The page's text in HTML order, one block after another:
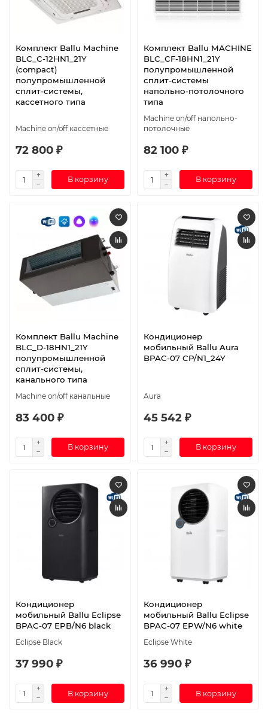
Комплект Ballu Machine
BLC_C-12HN1_21Y
(compact)
полупромышленной
сплит-системы,
кассетного типа
Machine on/off кассетные
72 800 ₽
В корзину
Комплект Ballu MACHINE
BLC_CF-18HN1_21Y
полупромышленной
сплит-системы
напольно-потолочного
типа
Machine on/off напольно-
потолочные
82 100 ₽
В корзину
Комплект Ballu Machine
BLC_D-18HN1_21Y
полупромышленной
сплит-системы,
канального типа
Machine on/off канальные
83 400 ₽
В корзину
Кондиционер
мобильный Ballu Aura
BPAC-07 CP/N1_24Y
Aura
45 542 ₽
В корзину
Кондиционер
мобильный Ballu Eclipse
BPAC-07 EPB/N6 black
Eclipse Black
37 990 ₽
В корзину
Кондиционер
мобильный Ballu Eclipse
BPAC-07 EPW/N6 white
Eclipse White
36 990 ₽
В корзину